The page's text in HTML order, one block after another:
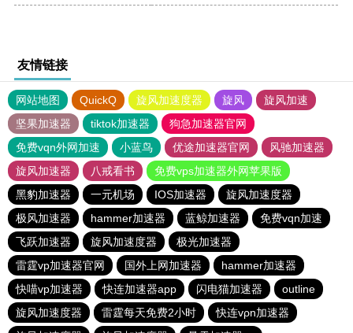
友情链接
网站地图 QuickQ 旋风加速度器 旋风
旋风加速
坚果加速器
tiktok加速器
狗急加速器官网
免费vqn外网加速
小蓝鸟 优途加速器官网
风驰加速器
旋风加速器
八戒看书
免费vps加速器外网苹果版
黑豹加速器
一元机场 IOS加速器
旋风加速度器
极风加速器
hammer加速器 蓝鲸加速器
免费vqn加速
飞跃加速器
旋风加速度器
极光加速器
雷霆vp加速器官网
国外上网加速器
hammer加速器
快喵vp加速器
快连加速器app 闪电猫加速器
outline
旋风加速度器
雷霆每天免费2小时
快连vρn加速器